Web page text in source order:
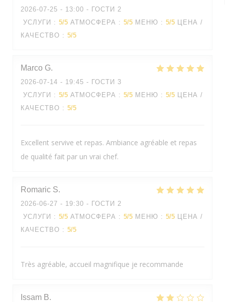
2026-07-25 - 13:00 - ГОСТИ 2
УСЛУГИ : 5/5 АТМОСФЕРА : 5/5 МЕНЮ : 5/5 ЦЕНА /
КАЧЕСТВО : 5/5
Marco G
2026-07-14 - 19:45 - ГОСТИ 3
УСЛУГИ : 5/5 АТМОСФЕРА : 5/5 МЕНЮ : 5/5 ЦЕНА /
КАЧЕСТВО : 5/5
Excellent servive et repas. Ambiance agréable et repas
de qualité fait par un vrai chef.
Romaric S
2026-06-27 - 19:30 - ГОСТИ 2
УСЛУГИ : 5/5 АТМОСФЕРА : 5/5 МЕНЮ : 5/5 ЦЕНА /
КАЧЕСТВО : 5/5
Très agréable, accueil magnifique je recommande
Issam B